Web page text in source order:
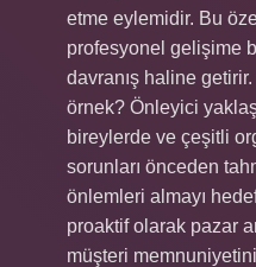
etme eylemidir. Bu
profesyonel gelişime
davranış haline
örnek? Önleyici
bireylerde ve çeşitli
sorunları önceden
önlemleri almayı
proaktif olarak pazar
müşteri